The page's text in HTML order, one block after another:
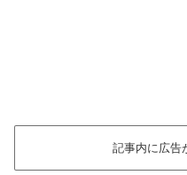
記事内に広告